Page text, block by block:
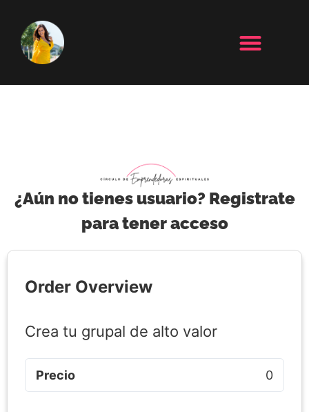
¿Aún no tienes usuario? Registrate
para tener acceso
Order Overview
Crea tu grupal de alto valor
Precio 0